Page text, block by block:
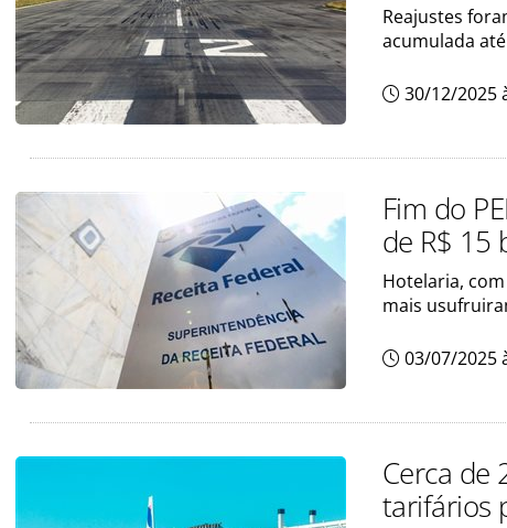
Reajustes
acumulada
30/12/2025
Fim do
de R$ 15
Hotelaria,
mais
03/07/2025
Cerca de
tarifários